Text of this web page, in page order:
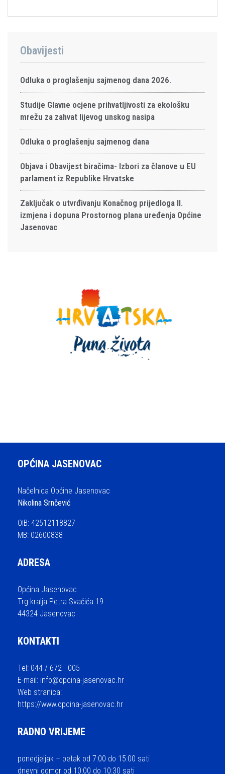
Obavijesti
Odluka o proglašenju sajmenog dana 2026.
Studije Glavne ocjene prihvatljivosti za ekološku
mrežu za zahvat lijevog unskog nasipa
Odluka o proglašenju sajmenog dana
Objava i Obavijest biračima- Izbori za članove u EU
parlament iz Republike Hrvatske
Zaključak o utvrđivanju Konačnog prijedloga II.
izmjena i dopuna Prostornog plana uređenja Općine
Jasenovac
OPĆINA JASENOVAC
Načelnica Općine Jasenovac
Nikolina Srnčević
OIB: 42512118827
MB: 02600838
ADRESA
Općina Jasenovac
Trg kralja Petra Svačića 19
44324 Jasenovac
KONTAKTI
Tel: 044 / 672 - 005
E-mail: info@opcina-jasenovac.hr
Web stranica:
https://www.opcina-jasenovac.hr
RADNO VRIJEME
ponedjeljak – petak od 7:00 do 15:00 sati
dnevni odmor od 10:00 do 10:30 sati